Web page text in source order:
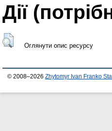
Дії
Оглянути опис ресурсу
© 2008–2026 Zhytomyr Ivan Franko